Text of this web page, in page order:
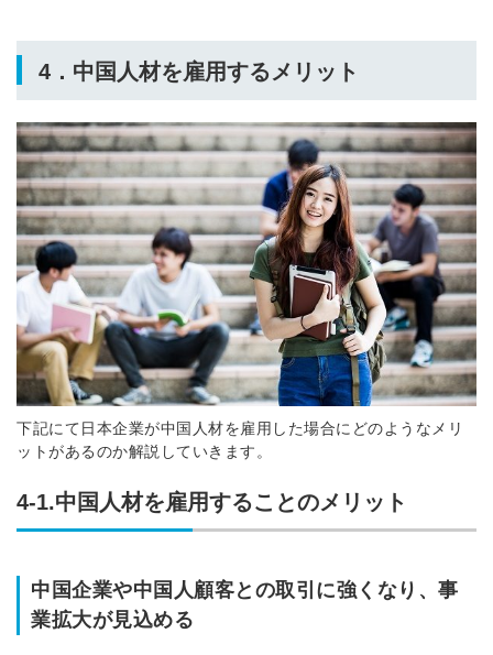
4．中国人材を雇用するメリット
下記にて日本企業が中国人材を雇用した場合にどのようなメリ
ットがあるのか解説していきます。
4-1.中国人材を雇用することのメリット
中国企業や中国人顧客との取引に強くなり、事
業拡大が見込める